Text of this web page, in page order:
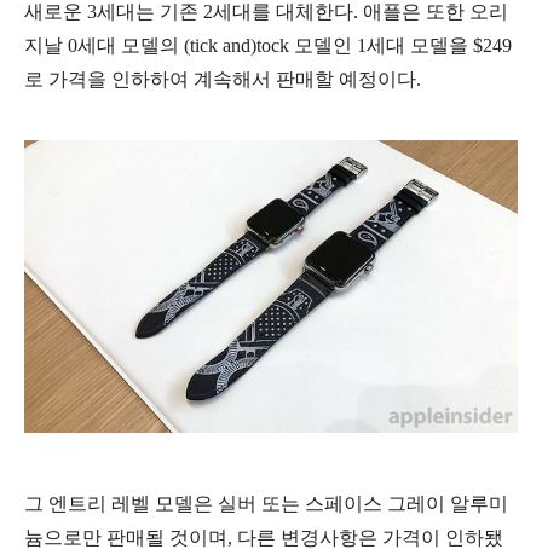
새로운 3세대는 기존 2세대를 대체한다. 애플은 또한 오리
지날 0세대 모델의 (tick and)tock 모델인 1세대 모델을 $249
로 가격을 인하하여 계속해서 판매할 예정이다.
그 엔트리 레벨 모델은 실버 또는 스페이스 그레이 알루미
늄으로만 판매될 것이며, 다른 변경사항은 가격이 인하됐